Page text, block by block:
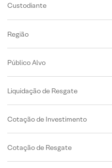
Custodiante
Região
Público Alvo
Liquidação de Resgate
Cotação de Investimento
Cotação de Resgate